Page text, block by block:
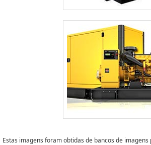
Estas imagens foram obtidas de bancos de imagens